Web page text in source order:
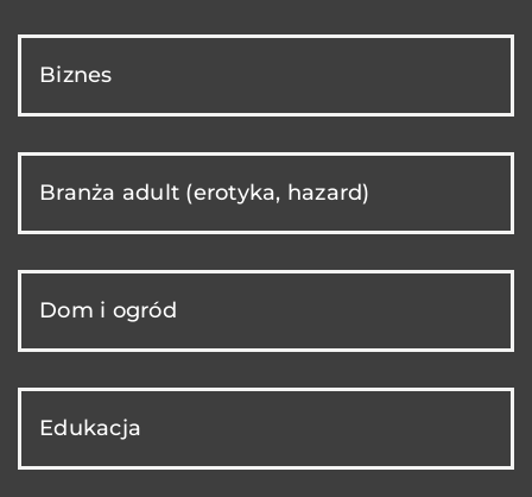
Biznes
Branża adult (erotyka, hazard)
Dom i ogród
Edukacja